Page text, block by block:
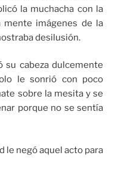
la muchacha con la
mente imágenes de la
desilusión.
su cabeza dulcemente
le sonrió con poco
sobre la mesita y se
porque no se sentía
le negó aquel acto para